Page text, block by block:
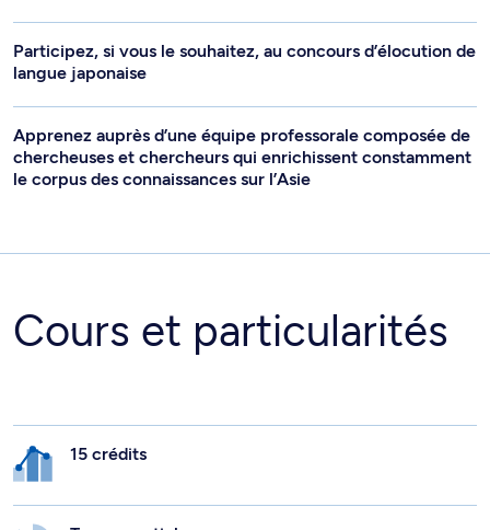
Participez, si vous le souhaitez, au concours d’élocution de
langue japonaise
Apprenez auprès d’une équipe professorale composée de
chercheuses et chercheurs qui enrichissent constamment
le corpus des connaissances sur l’Asie
Cours et particularités
15 crédits